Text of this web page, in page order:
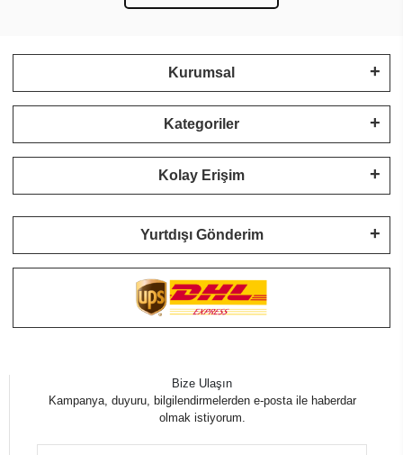
Kurumsal
Kategoriler
Kolay Erişim
Yurtdışı Gönderim
Bize Ulaşın
Kampanya, duyuru, bilgilendirmelerden e-posta ile haberdar
olmak istiyorum.